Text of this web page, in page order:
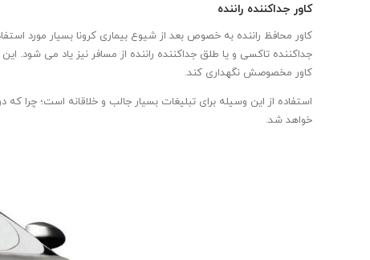
کاور جداکننده راننده
کاور محافظ راننده به خصوص بعد از شیوع بیماری کرونا بسیار مورد
جداکننده تاکسی و یا طلق جداکننده راننده از مسافر نیز یاد می شود.
کاور مخصوصش نگهداری کند.
استفاده از این وسیله برای تبلیغات بسیار جالب و خلاقانه است؛
خواهد شد.